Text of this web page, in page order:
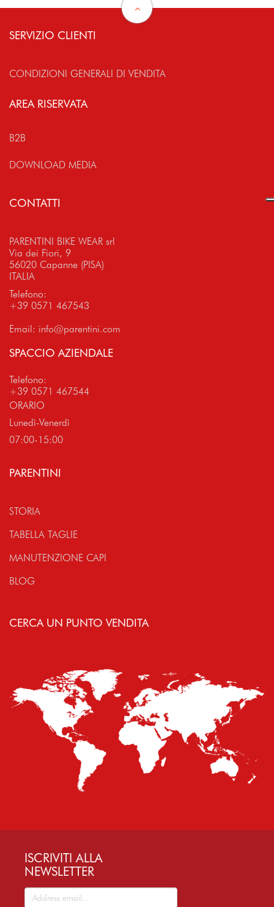
SERVIZIO CLIENTI
CONDIZIONI GENERALI DI VENDITA
AREA RISERVATA
B2B
DOWNLOAD MEDIA
CONTATTI
PARENTINI BIKE WEAR srl
Via dei Fiori, 9
56020 Capanne (PISA)
ITALIA
Telefono:
+39 0571 467543
Email: info@parentini.com
SPACCIO AZIENDALE
Telefono:
+39 0571 467544
ORARIO
Lunedì-Venerdì
07:00-15:00
PARENTINI
STORIA
TABELLA TAGLIE
MANUTENZIONE CAPI
BLOG
CERCA UN PUNTO VENDITA
ISCRIVITI ALLA
NEWSLETTER